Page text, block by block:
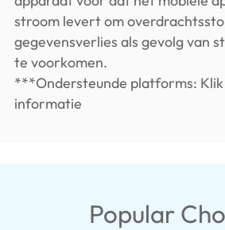
stroom levert om
gegevensverlies als gevolg van
te voorkomen.
***Ondersteunde platforms: Klik
informatie
Popular